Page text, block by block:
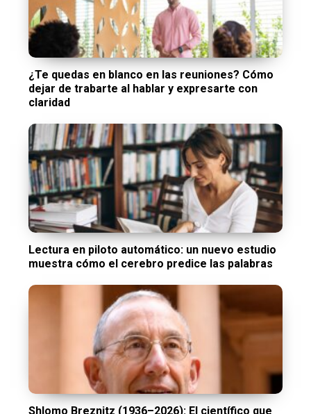
¿Te quedas en blanco en las reuniones? Cómo
dejar de trabarte al hablar y expresarte con
claridad
Lectura en piloto automático: un nuevo estudio
muestra cómo el cerebro predice las palabras
Shlomo Breznitz (1936–2026): El científico que